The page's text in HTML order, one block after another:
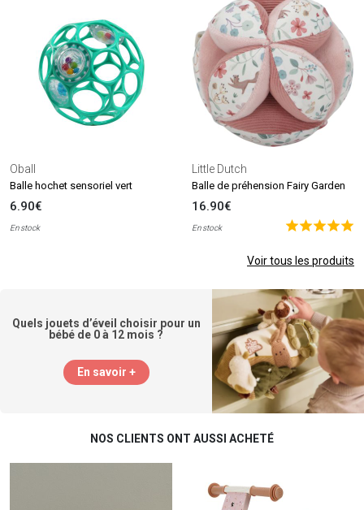
Oball
Balle hochet sensoriel vert
6.90€
En stock
Little Dutch
Balle de préhension Fairy Garden
16.90€
En stock
Voir tous les produits
Quels jouets d’éveil choisir pour un
bébé de 0 à 12 mois ?
En savoir +
NOS CLIENTS ONT AUSSI ACHETÉ